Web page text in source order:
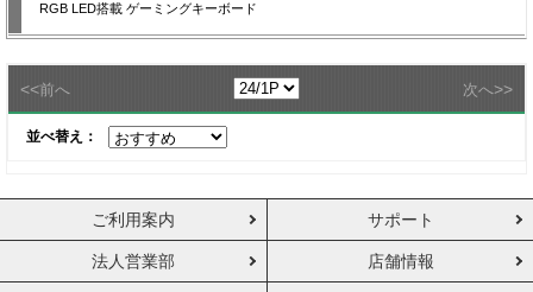
RGB LED搭載 ゲーミングキーボード
<<前へ 次へ>>
並べ替え：
ご利用案内 サポート
法人営業部 店舗情報